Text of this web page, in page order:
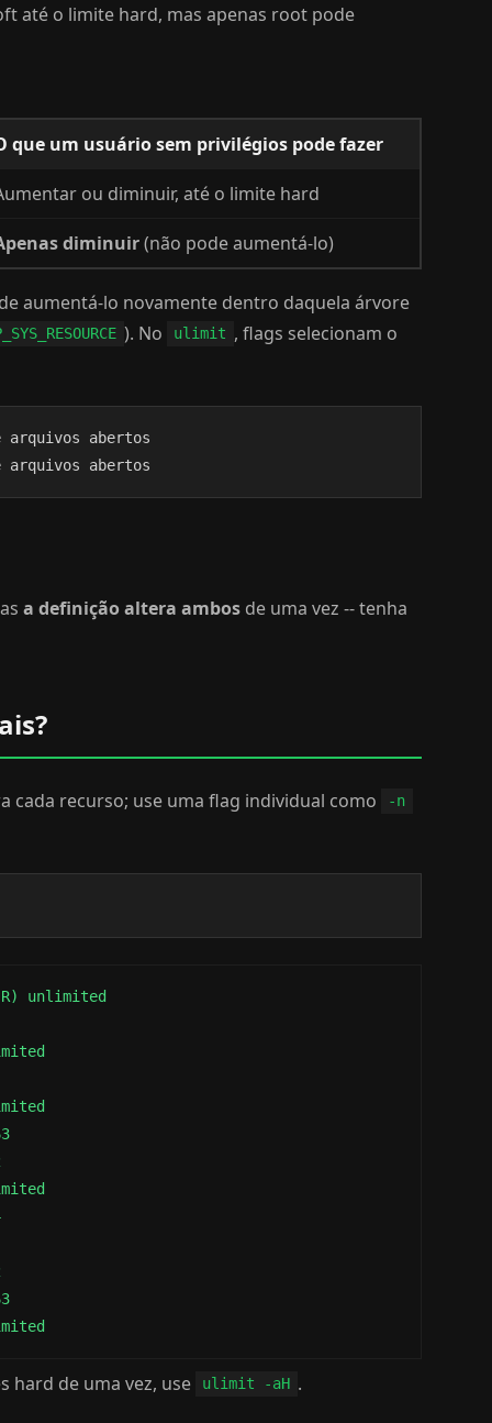
até o limite hard, mas apenas root pode
que um usuário sem privilégios pode fazer
ou diminuir, até o limite hard
diminuir(não pode aumentá-lo)
aumentá-lo novamente dentro daquela árvore
). No ulimit , flags selecionam o
abertos
abertos
a definição altera ambos de uma vez -- tenha
cada recurso; use uma flag individual como -n
unlimited
hard de uma vez, use ulimit -aH .